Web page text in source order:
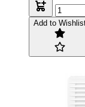
Add to